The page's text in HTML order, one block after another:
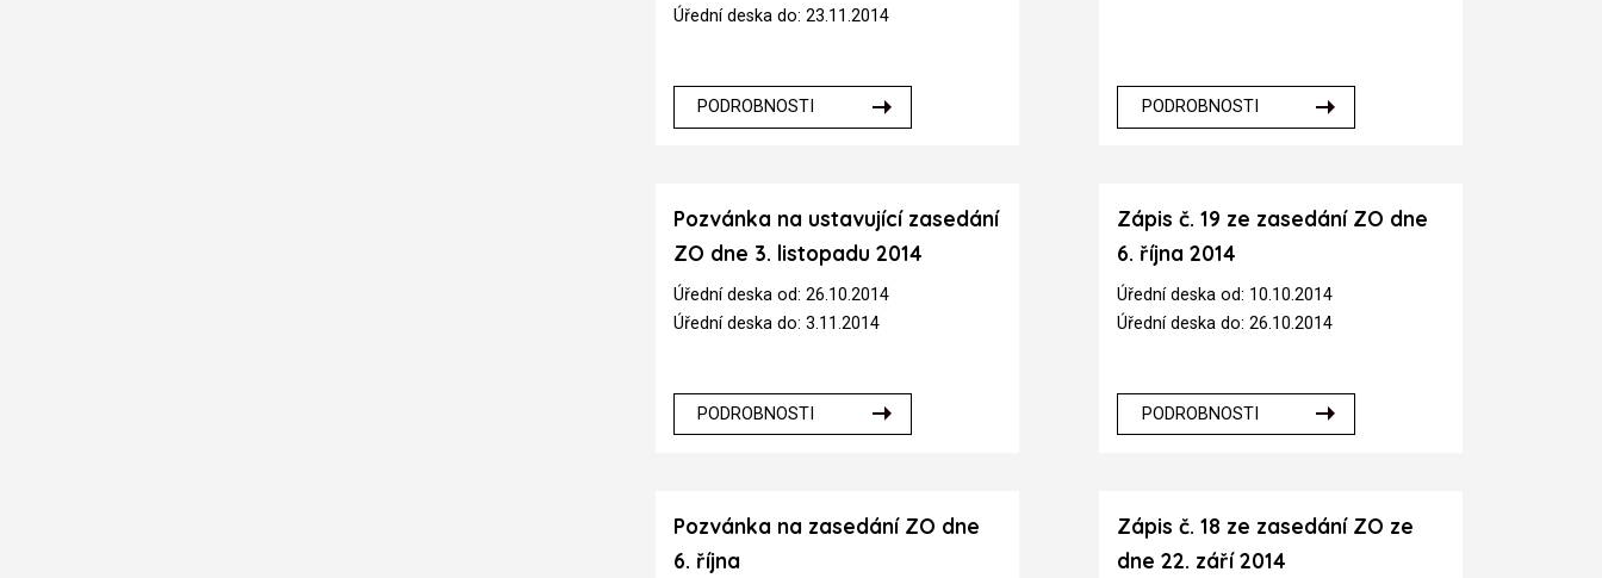
Úřední deska do: 23.11.2014
PODROBNOSTI PODROBNOSTI
Pozvánka na ustavující zasedání
ZO dne 3. listopadu 2014
Úřední deska od: 26.10.2014
Úřední deska do: 3.11.2014
PODROBNOSTI
Zápis č. 19 ze zasedání ZO dne
6. října 2014
Úřední deska od: 10.10.2014
Úřední deska do: 26.10.2014
PODROBNOSTI
Pozvánka na zasedání ZO dne
6. října
Zápis č. 18 ze zasedání ZO ze
dne 22. září 2014